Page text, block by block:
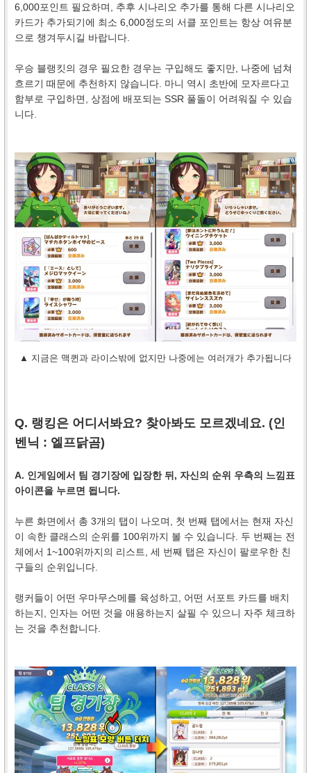
6,000포인트 필요하며, 추후 시나리오 추가를 통해 다른 시나리오
카드가 추가되기에 최소 6,000정도의 서클 포인트는 항상 여유분
으로 챙겨두시길 바랍니다.
우승 블랭킷의 경우 필요한 경우는 구입해도 좋지만, 나중에 넘쳐
흐르기 때문에 추천하지 않습니다. 마니 역시 초반에 모자르다고
함부로 구입하면, 상점에 배포되는 SSR 풀돌이 어려워질 수 있습
니다.
▲ 지금은 맥퀸과 라이스밖에 없지만 나중에는 여러개가 추가됩니다
Q. 랭킹은 어디서봐요? 찾아봐도 모르겠네요. (인
벤닉 : 엘프닭곰)
A. 인게임에서 팀 경기장에 입장한 뒤, 자신의 순위 우측의 느낌표
아이콘을 누르면 됩니다.
누른 화면에서 총 3개의 탭이 나오며, 첫 번째 탭에서는 현재 자신
이 속한 클래스의 순위를 100위까지 볼 수 있습니다. 두 번째는 전
체에서 1~100위까지의 리스트, 세 번째 탭은 자신이 팔로우한 친
구들의 순위입니다.
랭커들이 어떤 우마무스메를 육성하고, 어떤 서포트 카드를 배치
하는지, 인자는 어떤 것을 애용하는지 살필 수 있으니 자주 체크하
는 것을 추천합니다.